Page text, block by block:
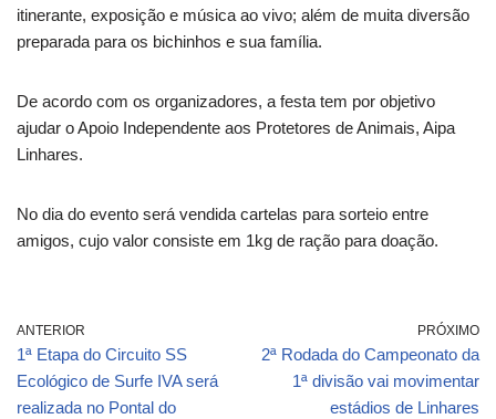
itinerante, exposição e música ao vivo; além de muita diversão
preparada para os bichinhos e sua família.
De acordo com os organizadores, a festa tem por objetivo
ajudar o Apoio Independente aos Protetores de Animais, Aipa
Linhares.
No dia do evento será vendida cartelas para sorteio entre
amigos, cujo valor consiste em 1kg de ração para doação.
ANTERIOR
1ª Etapa do Circuito SS
Ecológico de Surfe IVA será
realizada no Pontal do
PRÓXIMO
2ª Rodada do Campeonato da
1ª divisão vai movimentar
estádios de Linhares